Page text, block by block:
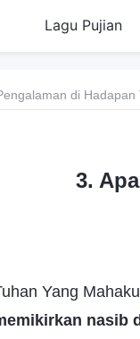
Lagu Pujian
di
3.
Yang
nasib